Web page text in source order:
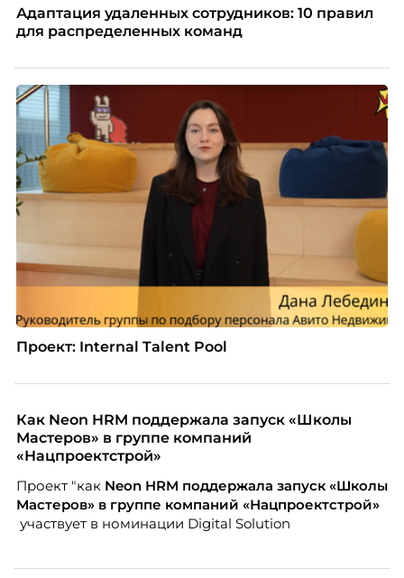
Адаптация удаленных сотрудников: 10 правил
для распределенных команд
Проект: Internal Talent Pool
Как Neon HRM поддержала запуск «Школы
Мастеров» в группе компаний
«Нацпроектстрой»
Проект "как Neon HRM поддержала запуск «Школы
Мастеров» в группе компаний «Нацпроектстрой»
участвует в номинации Digital Solution